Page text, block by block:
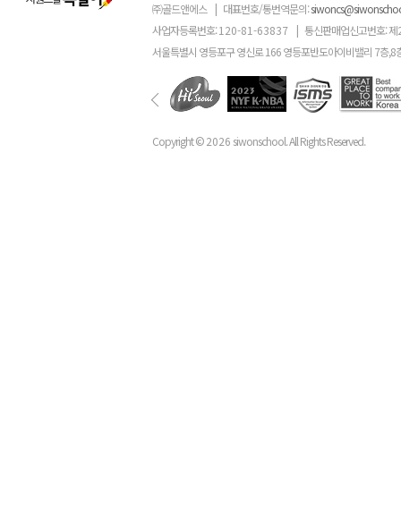
㈜골드앤에스 | 대표번호/통번역문의:
사업자등록번호:120-81-63837 | 통신판매업신고번호: 제
서울특별시 영등포구 영신로 166 영등포반도아이비밸리 7층,8
Copyright ©2026 siwonschool. All Rights Reserved.